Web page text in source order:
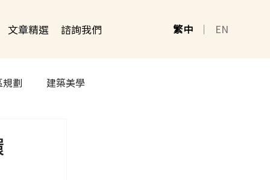
文章精選 諮詢我們 繁中 ｜ EN
規劃 建築美學